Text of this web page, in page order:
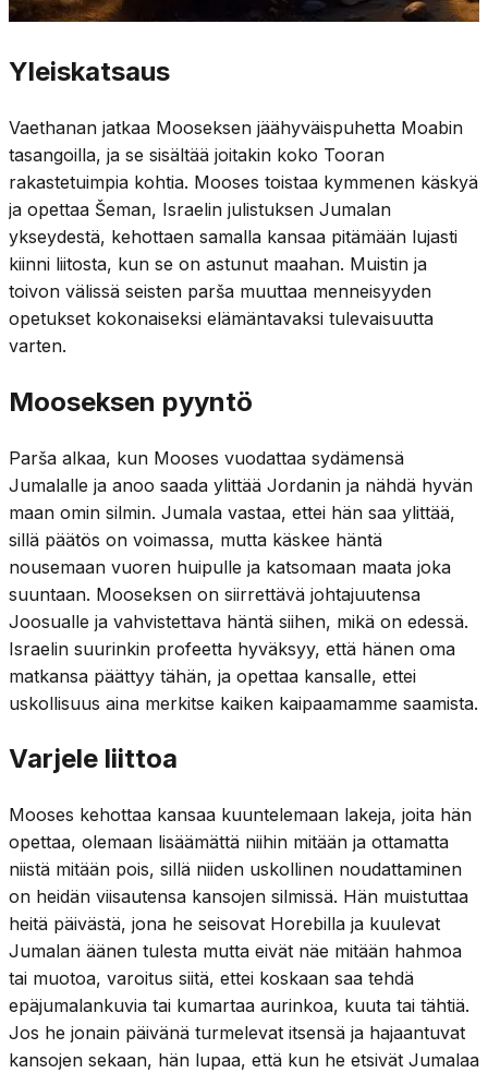
Yleiskatsaus
Vaethanan jatkaa Mooseksen jäähyväispuhetta Moabin
tasangoilla, ja se sisältää joitakin koko Tooran
rakastetuimpia kohtia. Mooses toistaa kymmenen käskyä
ja opettaa Šeman, Israelin julistuksen Jumalan
ykseydestä, kehottaen samalla kansaa pitämään lujasti
kiinni liitosta, kun se on astunut maahan. Muistin ja
toivon välissä seisten parša muuttaa menneisyyden
opetukset kokonaiseksi elämäntavaksi tulevaisuutta
varten.
Mooseksen pyyntö
Parša alkaa, kun Mooses vuodattaa sydämensä
Jumalalle ja anoo saada ylittää Jordanin ja nähdä hyvän
maan omin silmin. Jumala vastaa, ettei hän saa ylittää,
sillä päätös on voimassa, mutta käskee häntä
nousemaan vuoren huipulle ja katsomaan maata joka
suuntaan. Mooseksen on siirrettävä johtajuutensa
Joosualle ja vahvistettava häntä siihen, mikä on edessä.
Israelin suurinkin profeetta hyväksyy, että hänen oma
matkansa päättyy tähän, ja opettaa kansalle, ettei
uskollisuus aina merkitse kaiken kaipaamamme saamista.
Varjele liittoa
Mooses kehottaa kansaa kuuntelemaan lakeja, joita hän
opettaa, olemaan lisäämättä niihin mitään ja ottamatta
niistä mitään pois, sillä niiden uskollinen noudattaminen
on heidän viisautensa kansojen silmissä. Hän muistuttaa
heitä päivästä, jona he seisovat Horebilla ja kuulevat
Jumalan äänen tulesta mutta eivät näe mitään hahmoa
tai muotoa, varoitus siitä, ettei koskaan saa tehdä
epäjumalankuvia tai kumartaa aurinkoa, kuuta tai tähtiä.
Jos he jonain päivänä turmelevat itsensä ja hajaantuvat
kansojen sekaan, hän lupaa, että kun he etsivät Jumalaa